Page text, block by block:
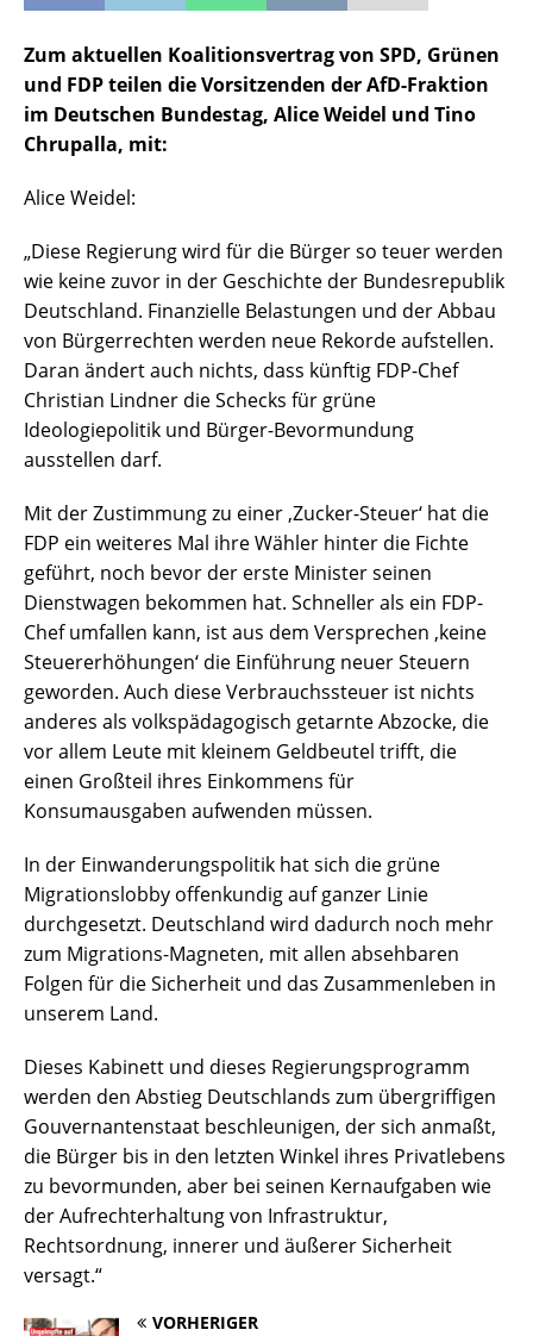
Zum aktuellen Koalitionsvertrag von SPD, Grünen
und FDP teilen die Vorsitzenden der AfD-Fraktion
im Deutschen Bundestag, Alice Weidel und Tino
Chrupalla, mit:
Alice Weidel:
„Diese Regierung wird für die Bürger so teuer werden
wie keine zuvor in der Geschichte der Bundesrepublik
Deutschland. Finanzielle Belastungen und der Abbau
von Bürgerrechten werden neue Rekorde aufstellen.
Daran ändert auch nichts, dass künftig FDP-Chef
Christian Lindner die Schecks für grüne
Ideologiepolitik und Bürger-Bevormundung
ausstellen darf.
Mit der Zustimmung zu einer ‚Zucker-Steuer‘ hat die
FDP ein weiteres Mal ihre Wähler hinter die Fichte
geführt, noch bevor der erste Minister seinen
Dienstwagen bekommen hat. Schneller als ein FDP-
Chef umfallen kann, ist aus dem Versprechen ‚keine
Steuererhöhungen‘ die Einführung neuer Steuern
geworden. Auch diese Verbrauchssteuer ist nichts
anderes als volkspädagogisch getarnte Abzocke, die
vor allem Leute mit kleinem Geldbeutel trifft, die
einen Großteil ihres Einkommens für
Konsumausgaben aufwenden müssen.
In der Einwanderungspolitik hat sich die grüne
Migrationslobby offenkundig auf ganzer Linie
durchgesetzt. Deutschland wird dadurch noch mehr
zum Migrations-Magneten, mit allen absehbaren
Folgen für die Sicherheit und das Zusammenleben in
unserem Land.
Dieses Kabinett und dieses Regierungsprogramm
werden den Abstieg Deutschlands zum übergriffigen
Gouvernantenstaat beschleunigen, der sich anmaßt,
die Bürger bis in den letzten Winkel ihres Privatlebens
zu bevormunden, aber bei seinen Kernaufgaben wie
der Aufrechterhaltung von Infrastruktur,
Rechtsordnung, innerer und äußerer Sicherheit
versagt.“
VORHERIGER